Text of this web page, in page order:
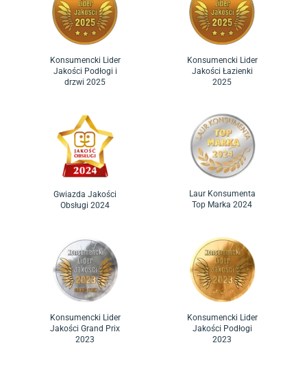
Konsumencki Lider
Jakości Podłogi i
drzwi 2025
Konsumencki Lider
Jakości Łazienki
2025
Gwiazda Jakości
Obsługi 2024
Laur Konsumenta
Top Marka 2024
Konsumencki Lider
Jakości Grand Prix
2023
Konsumencki Lider
Jakości Podłogi
2023